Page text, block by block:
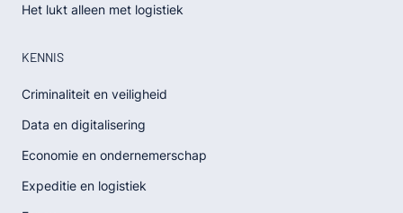
Het lukt alleen met logistiek
KENNIS
Criminaliteit en veiligheid
Data en digitalisering
Economie en ondernemerschap
Expeditie en logistiek